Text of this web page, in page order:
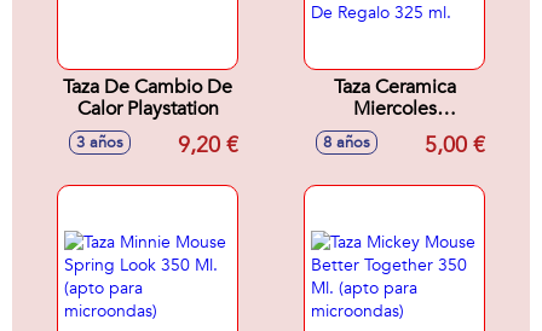
Taza De Cambio De
Calor Playstation
3 años 9,20 €
Taza Ceramica
Miercoles
(Wednesday )En
Caja De Regalo 325
8 años 5,00 €